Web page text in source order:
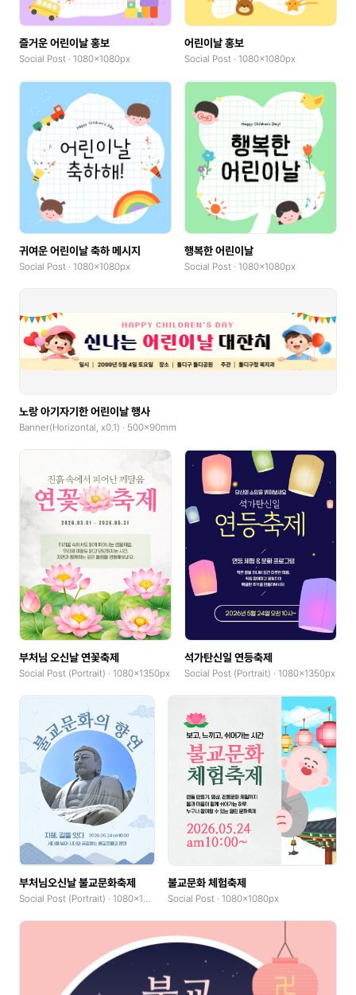
즐거운 어린이날 홍보
Social Post · 1080x1080px
어린이날 홍보
Social Post · 1080x1080px
귀여운 어린이날 축하 메시지
Social Post · 1080x1080px
행복한 어린이날
Social Post · 1080x1080px
노랑 아기자기한 어린이날 행사
Banner(Horizontal, x0.1) · 500x90mm
부처님 오신날 연꽃축제
Social Post (Portrait) · 1080x1350px
석가탄신일 연등축제
Social Post (Portrait) · 1080x1350px
부처님오신날 불교문화축제 불교문화 체험축제
Social Post · 1080x1080px